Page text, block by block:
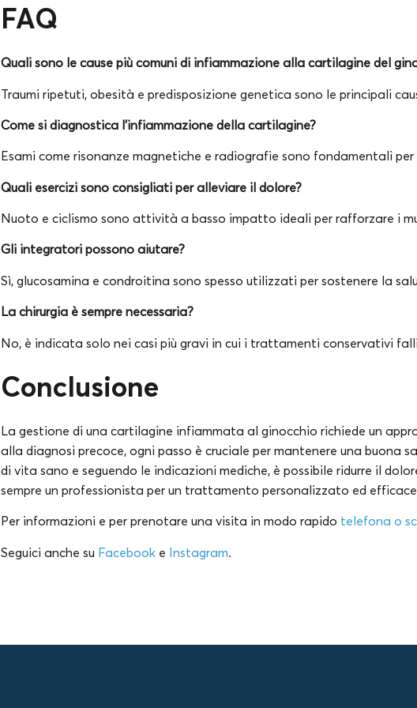
FAQ
Quali sono le cause più comuni di infiammazione alla cartilagine del
Traumi ripetuti, obesità e predisposizione genetica sono le principali
Come si diagnostica l’infiammazione della cartilagine?
Esami come risonanze magnetiche e radiografie sono fondamentali
Quali esercizi sono consigliati per alleviare il dolore?
Nuoto e ciclismo sono attività a basso impatto ideali per rafforzare i
Gli integratori possono aiutare?
Sì, glucosamina e condroitina sono spesso utilizzati per sostenere la
La chirurgia è sempre necessaria?
No, è indicata solo nei casi più gravi in cui i trattamenti conservativi
Conclusione
La gestione di una cartilagine infiammata al ginocchio richiede un
alla diagnosi precoce, ogni passo è cruciale per mantenere una buona
di vita sano e seguendo le indicazioni mediche, è possibile ridurre il
sempre un professionista per un trattamento personalizzato ed
Per informazioni e per prenotare una visita in modo rapido telefona o
Seguici anche su Facebook e Instagram.